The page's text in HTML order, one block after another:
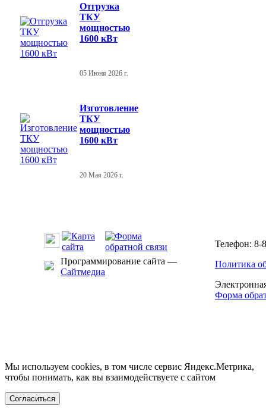
Отгрузка
ТКУ
мощностью
1600 кВт
05 Июня 2026 г.
Изготовление
ТКУ
мощностью
1600 кВт
20 Мая 2026 г.
Программирование сайта —
Сайтмедиа
Телефон: 8-
Политика
Форма
Мы используем cookies, в том числе сервис Яндекс.Метрика,
чтобы понимать, как вы взаимодействуете с сайтом
Согласиться